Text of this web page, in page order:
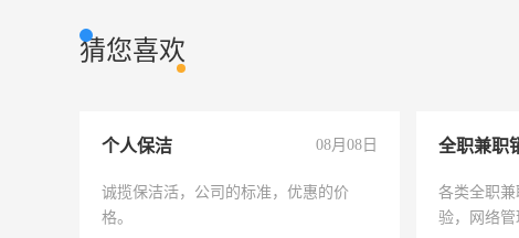
猜您喜欢
个人保洁 08月08日
诚揽保洁活，公司的标准，优惠的价
格。
全职兼职
各类全职
验，网络